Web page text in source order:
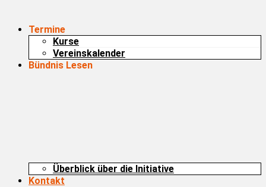
Termine
Kurse
Vereinskalender
Bündnis Lesen
Überblick über die Initiative
Kontakt